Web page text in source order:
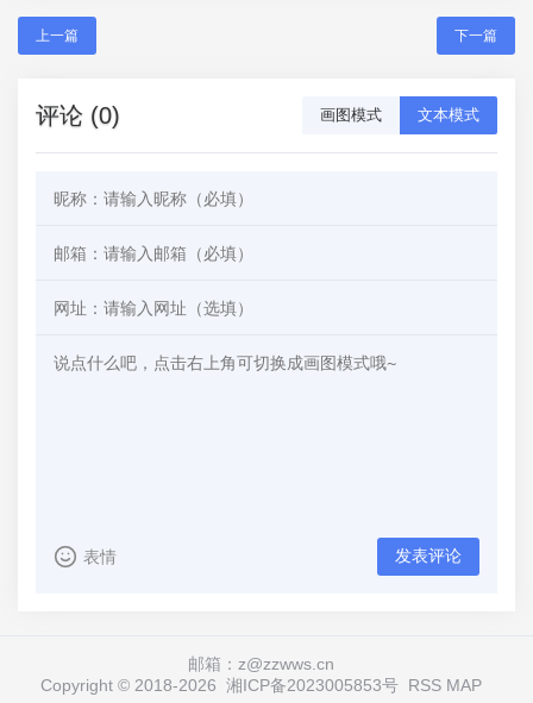
上一篇 下一篇
评论 (0) 画图模式 文本模式
表情 发表评论
邮箱：z@zzwws.cn
Copyright © 2018-2026 湘ICP备2023005853号 RSS MAP